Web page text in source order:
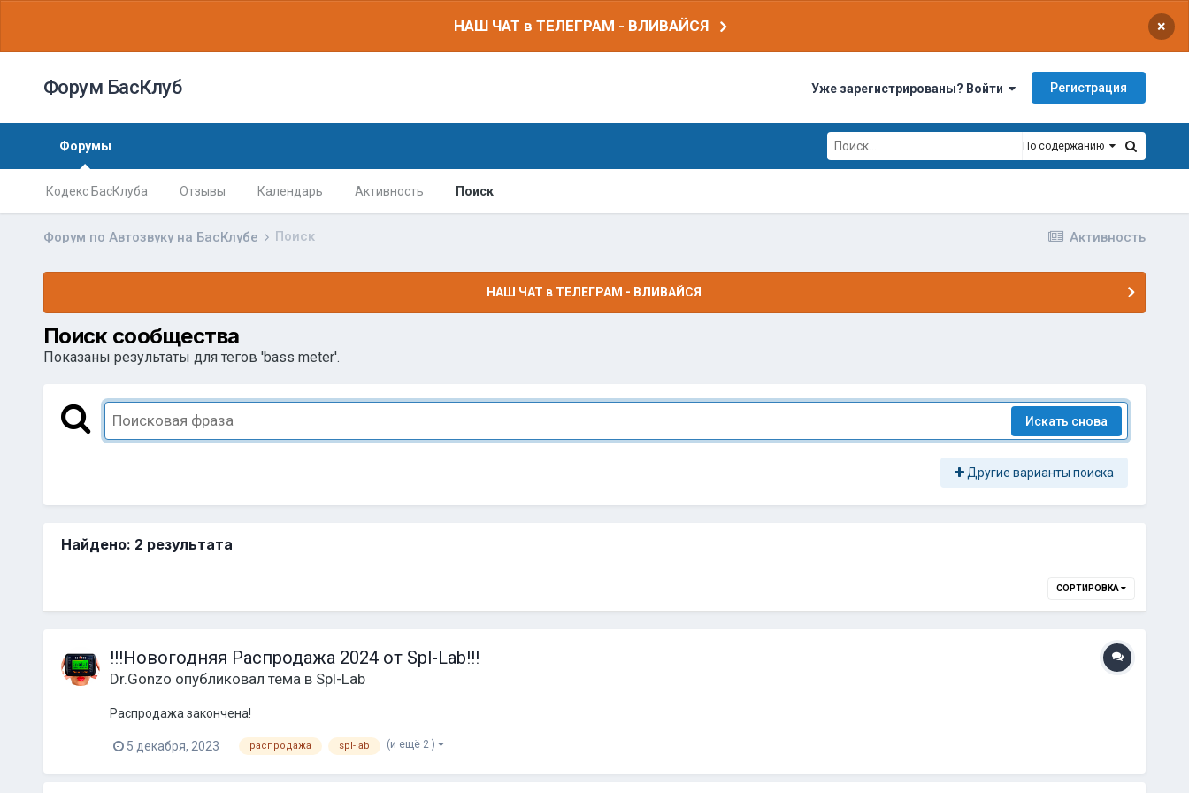
НАШ ЧАТ в ТЕЛЕГРАМ - ВЛИВАЙСЯ ×
Форум БасКлуб Уже зарегистрированы? Войти Регистрация
Форумы
Кодекс БасКлуба Отзывы Календарь Активность Поиск
По содержанию
Активность
Форум по Автозвуку на БасКлубе Поиск
НАШ ЧАТ в ТЕЛЕГРАМ - ВЛИВАЙСЯ
Поиск сообщества
Показаны результаты для тегов 'bass meter'.
Искать снова
Другие варианты поиска
Найдено: 2 результата
СОРТИРОВКА
!!!Новогодняя Распродажа 2024 от Spl-Lab!!!
Dr.Gonzo опубликовал тема в Spl-Lab
Распродажа закончена!
5 декабря, 2023 распродажа spl-lab (и ещё 2 )